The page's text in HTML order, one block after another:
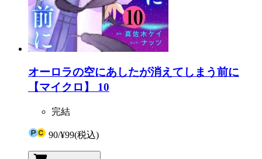
オーロラの空にあしたが消えてしまう前に
【マイクロ】 10
完結
90/¥99(税込)